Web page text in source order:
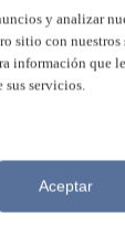
debajo.
y analizar
sitio con nuestros
información que
servicios.
Aceptar